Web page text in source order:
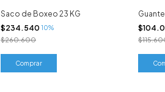
Saco de Boxeo 23 KG
$234.540 10%
$260.600